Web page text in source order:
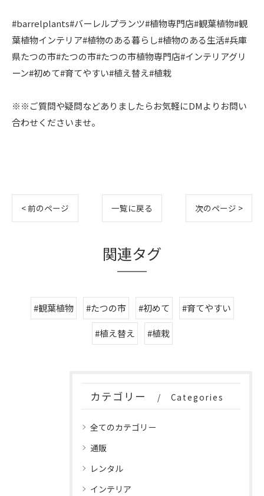
#barrelplants#バーレルプランツ#植物専門店#観葉植物#観
葉植物インテリア#植物のある暮らし#植物のある生活#兵庫
県たつの市#たつの市#たつの市植物専門店#インテリアグリ
ーン#初めて#育てやすい#植え替え#植栽
※※ご質問や疑問などありましたらお気軽にDMよりお問い
合わせくださいませ。
< 前のページ 一覧に戻る 次のページ >
関連タグ
#観葉植物 #たつの市 #初めて #育てやすい
#植え替え #植栽
カテゴリー Categories
全てのカテゴリー
通販
レンタル
インテリア